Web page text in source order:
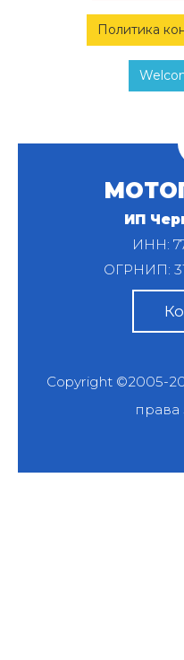
Политика
ИП
ИНН:
ОГРНИП:
Copyright ©2005-